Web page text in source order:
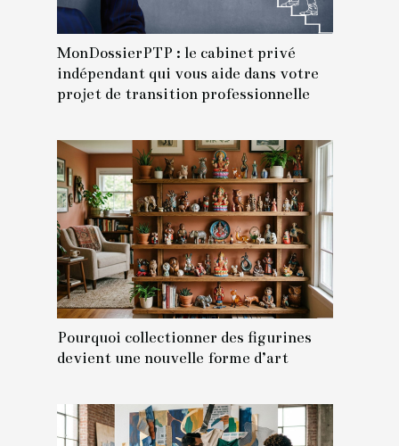
MonDossierPTP : le cabinet privé
indépendant qui vous aide dans votre
projet de transition professionnelle
Pourquoi collectionner des figurines
devient une nouvelle forme d’art